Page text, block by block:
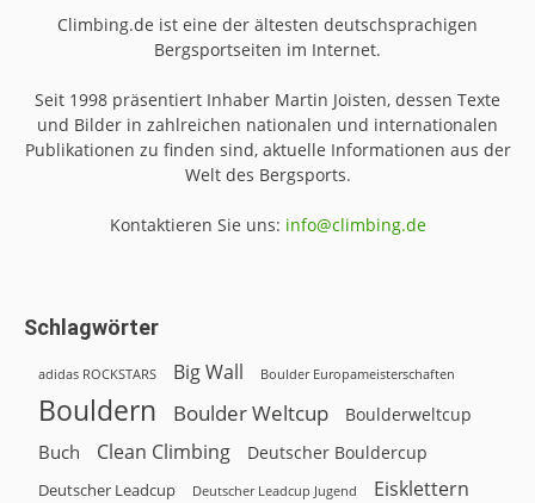
Climbing.de ist eine der ältesten deutschsprachigen
Bergsportseiten im Internet.
Seit 1998 präsentiert Inhaber Martin Joisten, dessen Texte
und Bilder in zahlreichen nationalen und internationalen
Publikationen zu finden sind, aktuelle Informationen aus der
Welt des Bergsports.
Kontaktieren Sie uns: info@climbing.de
Schlagwörter
adidas ROCKSTARS Big Wall Boulder Europameisterschaften
Bouldern Boulder Weltcup Boulderweltcup
Buch Clean Climbing Deutscher Bouldercup
Deutscher Leadcup Deutscher Leadcup Jugend Eisklettern